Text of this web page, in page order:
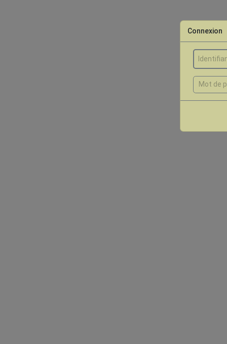
Connexion